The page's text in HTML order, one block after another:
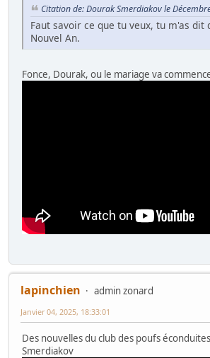
Citation de: Dourak Smerdiakov le
Faut savoir ce que tu veux, tu m'as dit
Nouvel An.
Fonce, Dourak, ou le mariage va
lapinchien
admin zonard
Janvier 04, 2025, 18:33:01
Des nouvelles du club des poufs
Smerdiakov